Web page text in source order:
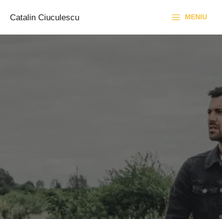
Catalin Ciuculescu MENIU